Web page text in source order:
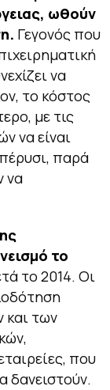
ωθούν
Γεγονός που
να
το κόστος
με τις
να είναι
παρά
να
το
το 2014. Οι
και των
που
δανειστούν.